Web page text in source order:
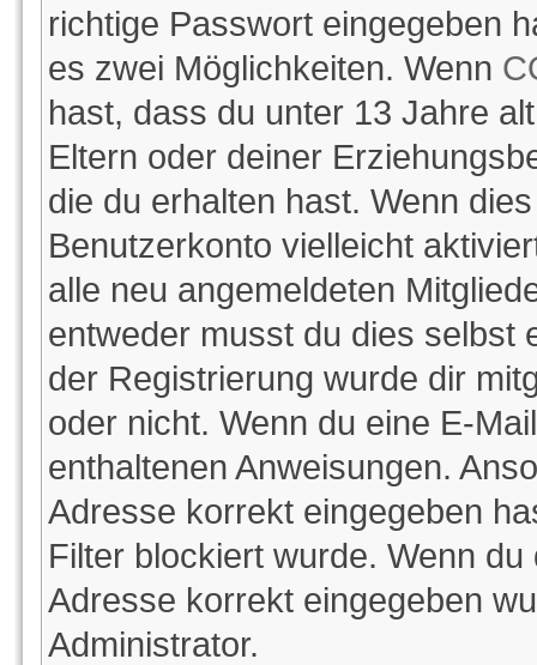
richtige Passwort eingegeben
es zwei Möglichkeiten. Wenn
hast, dass du unter 13 Jahre
Eltern oder deiner
die du erhalten hast. Wenn
Benutzerkonto vielleicht
alle neu angemeldeten
entweder musst du dies selbst
der Registrierung wurde dir
oder nicht. Wenn du eine E-
enthaltenen Anweisungen.
Adresse korrekt eingegeben
Filter blockiert wurde. Wenn
Adresse korrekt eingegeben
Administrator.